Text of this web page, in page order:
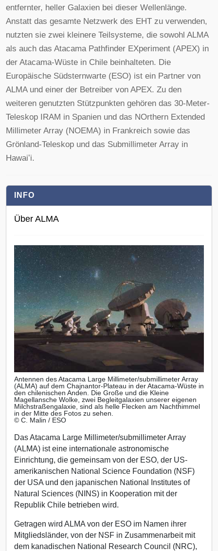
entfernter, heller Galaxien bei dieser Wellenlänge.
Anstatt das gesamte Netzwerk des EHT zu verwenden,
nutzten sie zwei kleinere Teilsysteme, die sowohl ALMA
als auch das Atacama Pathfinder EXperiment (APEX) in
der Atacama-Wüste in Chile beinhalteten. Die
Europäische Südsternwarte (ESO) ist ein Partner von
ALMA und einer der Betreiber von APEX. Zu den
weiteren genutzten Stützpunkten gehören das 30-Meter-
Teleskop IRAM in Spanien und das NOrthern Extended
Millimeter Array (NOEMA) in Frankreich sowie das
Grönland-Teleskop und das Submillimeter Array in
Hawaiʻi.
INFO
Über ALMA
Antennen des Atacama Large Millimeter/submillimeter Array
(ALMA) auf dem Chajnantor-Plateau in der Atacama-Wüste in
den chilenischen Anden. Die Große und die Kleine
Magellansche Wolke, zwei Begleitgalaxien unserer eigenen
Milchstraßengalaxie, sind als helle Flecken am Nachthimmel
in der Mitte des Fotos zu sehen.
© C. Malin / ESO
Das Atacama Large Millimeter/submillimeter Array
(ALMA) ist eine internationale astronomische
Einrichtung, die gemeinsam von der ESO, der US-
amerikanischen National Science Foundation (NSF)
der USA und den japanischen National Institutes of
Natural Sciences (NINS) in Kooperation mit der
Republik Chile betrieben wird.
Getragen wird ALMA von der ESO im Namen ihrer
Mitgliedsländer, von der NSF in Zusammenarbeit mit
dem kanadischen National Research Council (NRC),